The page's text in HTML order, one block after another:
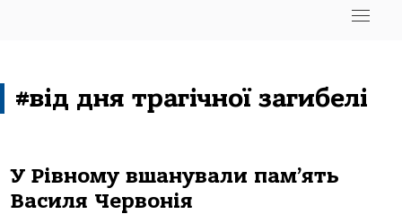
#від дня трагічної загибелі
У Рівному вшанували пам’ять
Василя Червонія